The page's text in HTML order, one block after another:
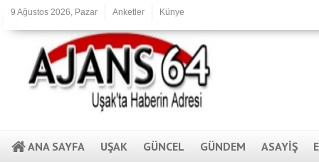
9 Ağustos 2026, Pazar Anketler Künye
ANA SAYFA UŞAK GÜNCEL GÜNDEM ASAYİŞ